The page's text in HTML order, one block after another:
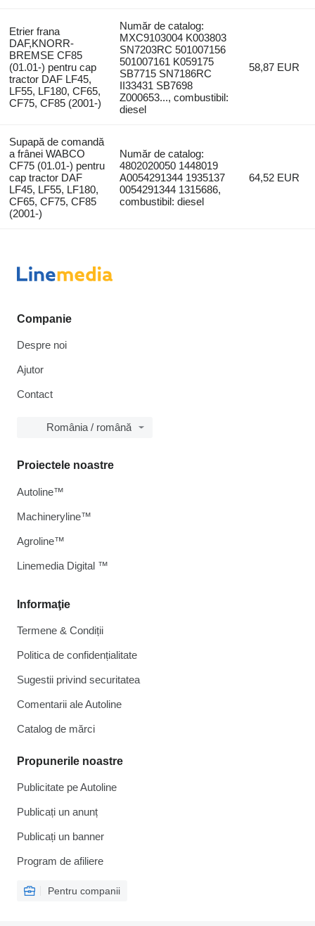
Etrier frana
DAF,KNORR-
BREMSE CF85
(01.01-) pentru cap
tractor DAF LF45,
LF55, LF180, CF65,
CF75, CF85 (2001-)
Număr de catalog:
MXC9103004 K003803
SN7203RC 501007156
501007161 K059175
SB7715 SN7186RC
II33431 SB7698
Z000653..., combustibil:
diesel
58,87 EUR
Supapă de comandă
a frânei WABCO
CF75 (01.01-) pentru
cap tractor DAF
LF45, LF55, LF180,
CF65, CF75, CF85
(2001-)
Număr de catalog:
4802020050 1448019
A0054291344 1935137
0054291344 1315686,
combustibil: diesel
64,52 EUR
Companie
Despre noi
Ajutor
Contact
România / română
Informaţie
Termene & Condiții
Politica de confidențialitate
Sugestii privind securitatea
Comentarii ale Autoline
Catalog de mărcі
Propunerile noastre
Publicitate pe Autoline
Publicați un anunț
Publicați un banner
Program de afiliere
Pentru companii
Proiectele noastre
Autoline™
Machineryline™
Agroline™
Linemedia Digital ™